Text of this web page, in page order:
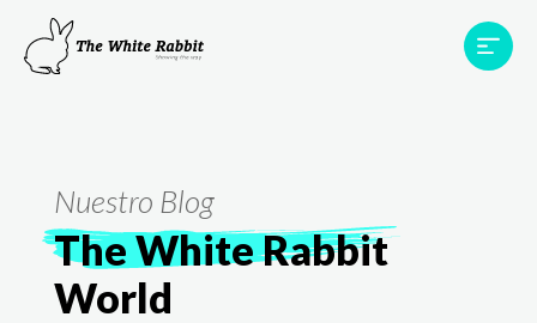
Proyectos
Testimonios
Nuestro Blog
The White Rabbit
World